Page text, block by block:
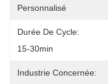
Personnalisé
Durée De Cycle:
15-30min
Industrie Concernée: